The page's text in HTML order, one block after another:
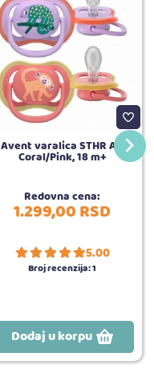
Avent varalica STHR Air
Coral/Pink, 18 m+
Redovna cena:
1.299,00RSD
5.00
Broj recenzija:1
Dodaj u korpu